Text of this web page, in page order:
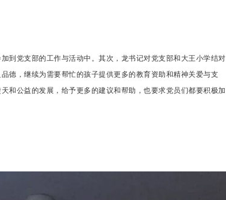
到党支部的工作与活动中。其次，龙书记对党支部和大王小学结对
德，继续为需要帮忙的孩子提供更多的教育资助和精神关爱与支
和公益的发展，给予更多的建议和帮助，也要求党员们都要积极加